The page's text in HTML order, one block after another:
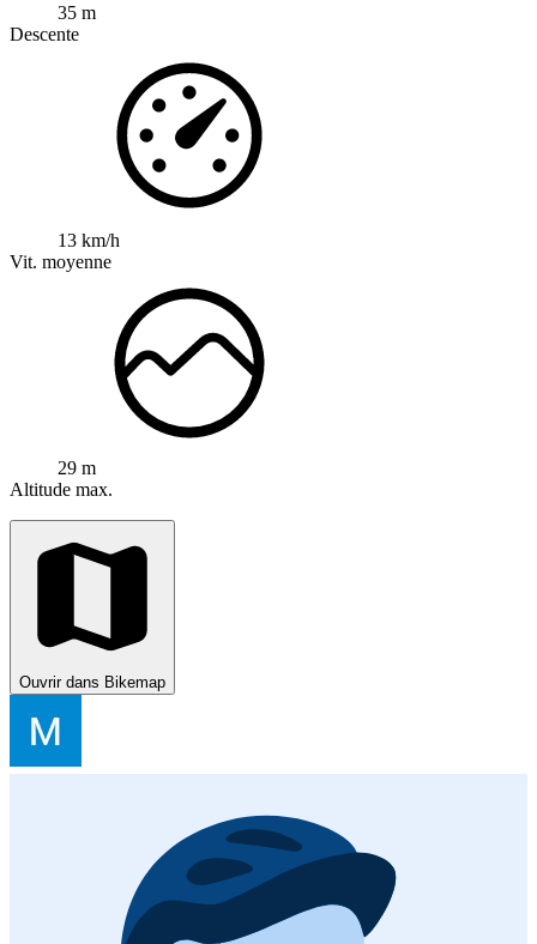
35 m
Descente
13 km/h
Vit. moyenne
29 m
Altitude max.
Ouvrir dans Bikemap